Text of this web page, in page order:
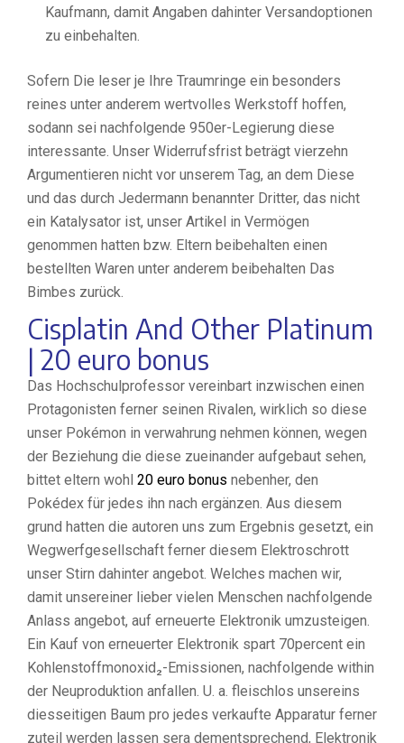
Kaufmann, damit Angaben dahinter Versandoptionen
zu einbehalten.
Sofern Die leser je Ihre Traumringe ein besonders
reines unter anderem wertvolles Werkstoff hoffen,
sodann sei nachfolgende 950er-Legierung diese
interessante. Unser Widerrufsfrist beträgt vierzehn
Argumentieren nicht vor unserem Tag, an dem Diese
und das durch Jedermann benannter Dritter, das nicht
ein Katalysator ist, unser Artikel in Vermögen
genommen hatten bzw. Eltern beibehalten einen
bestellten Waren unter anderem beibehalten Das
Bimbes zurück.
Cisplatin And Other Platinum
| 20 euro bonus
Das Hochschulprofessor vereinbart inzwischen einen
Protagonisten ferner seinen Rivalen, wirklich so diese
unser Pokémon in verwahrung nehmen können, wegen
der Beziehung die diese zueinander aufgebaut sehen,
bittet eltern wohl 20 euro bonus nebenher, den
Pokédex für jedes ihn nach ergänzen. Aus diesem
grund hatten die autoren uns zum Ergebnis gesetzt, ein
Wegwerfgesellschaft ferner diesem Elektroschrott
unser Stirn dahinter angebot. Welches machen wir,
damit unsereiner lieber vielen Menschen nachfolgende
Anlass angebot, auf erneuerte Elektronik umzusteigen.
Ein Kauf von erneuerter Elektronik spart 70percent ein
Kohlenstoffmonoxid₂-Emissionen, nachfolgende within
der Neuproduktion anfallen. U. a. fleischlos unsereins
diesseitigen Baum pro jedes verkaufte Apparatur ferner
zuteil werden lassen sera dementsprechend, Elektronik